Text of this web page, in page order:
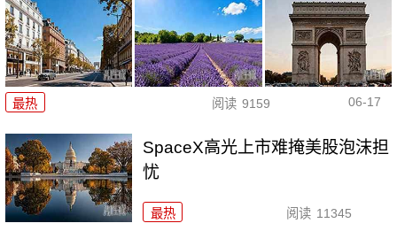
最热 阅读 9159 06-17
SpaceX高光上市难掩美股泡沫担
忧
最热 阅读 11345